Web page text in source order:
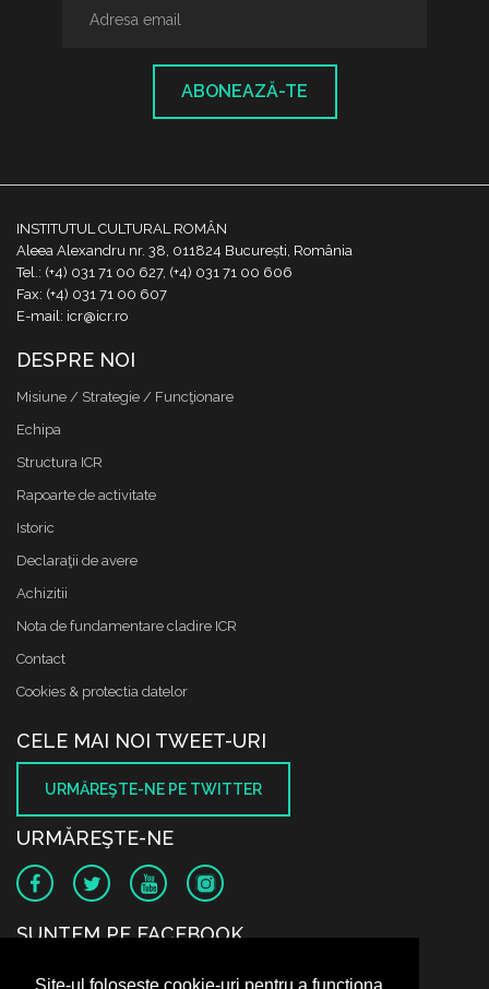
ABONEAZĂ-TE
INSTITUTUL CULTURAL ROMÂN
Aleea Alexandru nr. 38, 011824 București, România
Tel.: (+4) 031 71 00 627, (+4) 031 71 00 606
Fax: (+4) 031 71 00 607
E-mail: icr@icr.ro
DESPRE NOI
Misiune / Strategie / Funcţionare
Echipa
Structura ICR
Rapoarte de activitate
Istoric
Declaraţii de avere
Achizitii
Nota de fundamentare cladire ICR
Contact
Cookies & protectia datelor
CELE MAI NOI TWEET-URI
URMĂREŞTE-NE PE TWITTER
URMĂREŞTE-NE
SUNTEM PE FACEBOOK